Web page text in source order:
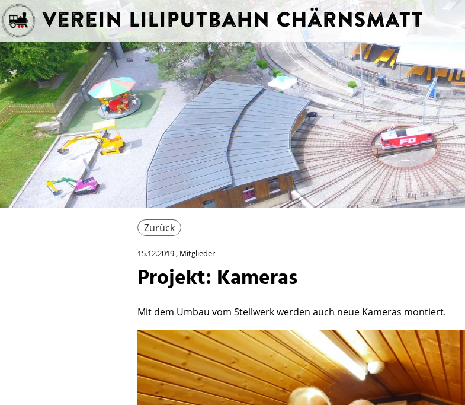
Verein Liliputbahn Chärnsmatt
Zurück
15.12.2019, Mitglieder
Projekt: Kameras
Mit dem Umbau vom Stellwerk werden auch neue Kameras montiert.